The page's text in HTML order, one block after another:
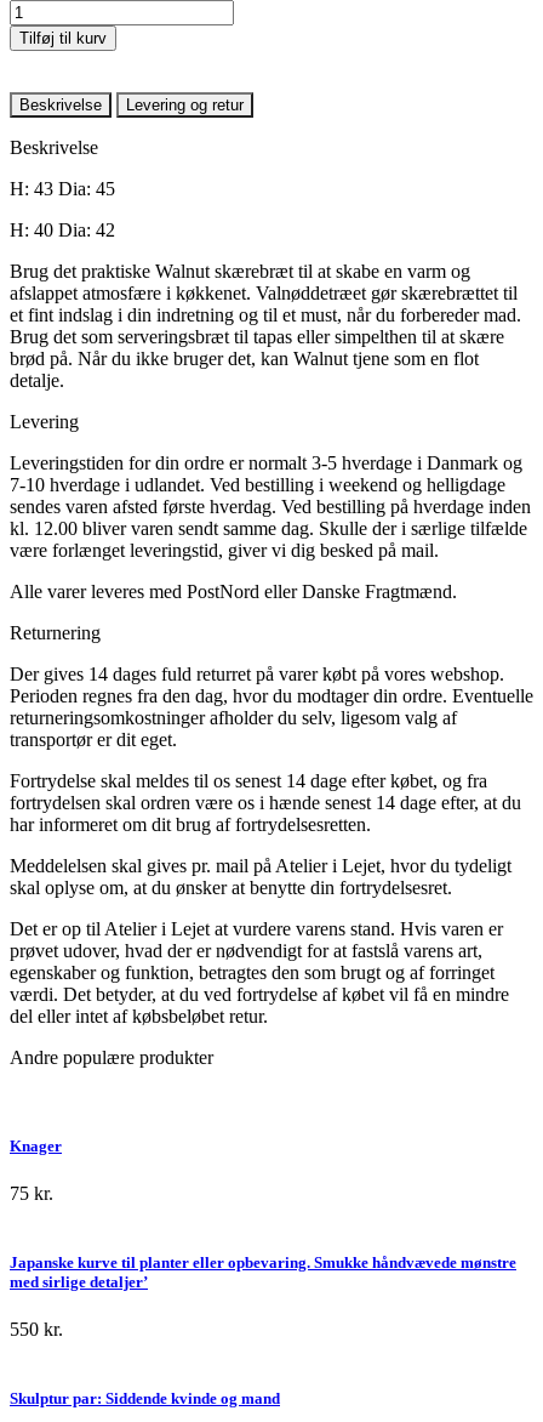
Tilføj til kurv
Beskrivelse Levering og retur
Beskrivelse
H: 43 Dia: 45
H: 40 Dia: 42
Brug det praktiske Walnut skærebræt til at skabe en varm og
afslappet atmosfære i køkkenet. Valnøddetræet gør skærebrættet til
et fint indslag i din indretning og til et must, når du forbereder mad.
Brug det som serveringsbræt til tapas eller simpelthen til at skære
brød på. Når du ikke bruger det, kan Walnut tjene som en flot
detalje.
Levering
Leveringstiden for din ordre er normalt 3-5 hverdage i Danmark og
7-10 hverdage i udlandet. Ved bestilling i weekend og helligdage
sendes varen afsted første hverdag. Ved bestilling på hverdage inden
kl. 12.00 bliver varen sendt samme dag. Skulle der i særlige tilfælde
være forlænget leveringstid, giver vi dig besked på mail.
Alle varer leveres med PostNord eller Danske Fragtmænd.
Returnering
Der gives 14 dages fuld returret på varer købt på vores webshop.
Perioden regnes fra den dag, hvor du modtager din ordre. Eventuelle
returneringsomkostninger afholder du selv, ligesom valg af
transportør er dit eget.
Fortrydelse skal meldes til os senest 14 dage efter købet, og fra
fortrydelsen skal ordren være os i hænde senest 14 dage efter, at du
har informeret om dit brug af fortrydelsesretten.
Meddelelsen skal gives pr. mail på Atelier i Lejet, hvor du tydeligt
skal oplyse om, at du ønsker at benytte din fortrydelsesret.
Det er op til Atelier i Lejet at vurdere varens stand. Hvis varen er
prøvet udover, hvad der er nødvendigt for at fastslå varens art,
egenskaber og funktion, betragtes den som brugt og af forringet
værdi. Det betyder, at du ved fortrydelse af købet vil få en mindre
del eller intet af købsbeløbet retur.
Andre populære produkter
Knager
75 kr.
Japanske kurve til planter eller opbevaring. Smukke håndvævede mønstre
med sirlige detaljer’
550 kr.
Skulptur par: Siddende kvinde og mand